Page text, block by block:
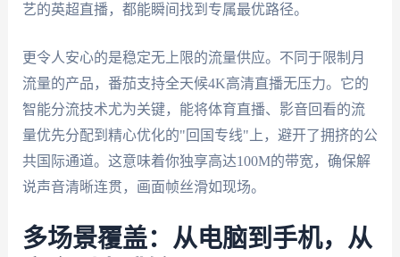
艺的英超直播，都能瞬间找到专属最优路径。
更令人安心的是稳定无上限的流量供应。不同于限制月
流量的产品，番茄支持全天候4K高清直播无压力。它的
智能分流技术尤为关键，能将体育直播、影音回看的流
量优先分配到精心优化的"回国专线"上，避开了拥挤的公
共国际通道。这意味着你独享高达100M的带宽，确保解
说声音清晰连贯，画面帧丝滑如现场。
多场景覆盖：从电脑到手机，从